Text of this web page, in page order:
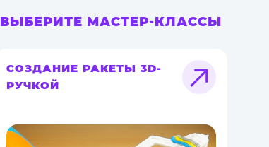
ВЫБЕРИТЕ МАСТЕР-КЛАССЫ
СОЗДАНИЕ РАКЕТЫ 3D-
РУЧКОЙ